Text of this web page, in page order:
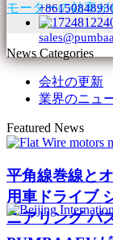
モーターの効率
News Categories
会社の更新
業界のニュ
Featured News
平角線巻線と
用車ドライブ
ニアリング パ